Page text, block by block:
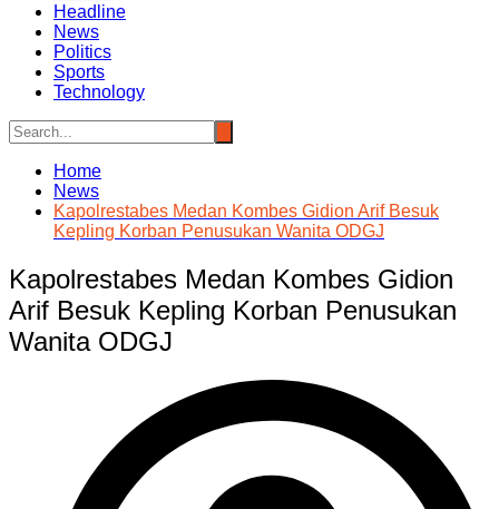
Headline
News
Politics
Sports
Technology
Home
News
Kapolrestabes Medan Kombes Gidion Arif Besuk
Kepling Korban Penusukan Wanita ODGJ
Kapolrestabes Medan Kombes Gidion
Arif Besuk Kepling Korban Penusukan
Wanita ODGJ